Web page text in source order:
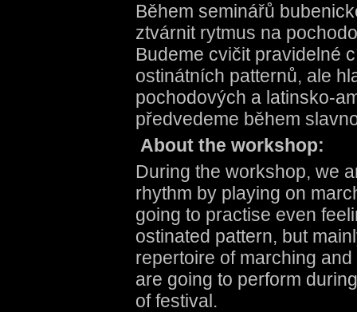
Během seminářů
ztvárnit rytmus na
Budeme cvičit pravidelné
ostinátních patternů, ale
pochodových a latinsko-
předvedeme během
About the workshop:
During the workshop, we
rhythm by playing on
going to practise even
ostinated pattern, but
repertoire of marching
are going to perform
of festival.